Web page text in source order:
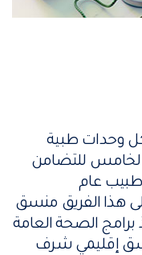
وحدات طبية
للتضامن
عام
هذا الفريق منسق
الصحة العامة
إقليمي شرف